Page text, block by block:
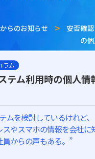
らのお知らせ
安否確
の
ラム
テム利用時の個人情
ムを検討しているけれど、
やスマホの情報を会社に
からの声もある。”